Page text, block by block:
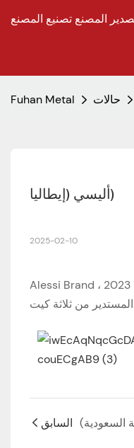
المصنع تصنيع المصنع
Fuhan Metal حالات
أليسي (إيطاليا)
2025-02-10
Alessi Brand هي شركة تصميم مشهورة عالميًا ، وهي من إيطاليا ، وجودة ظهور المتطلبات صارمة للغاية ، وصلنا إلى تعاون في عام 2023 ،
السابق السعودية)